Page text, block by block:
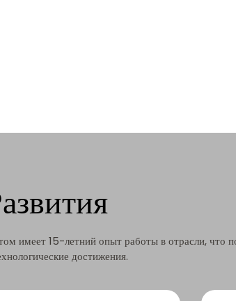
имеет 15-летний опыт работы в отрасли, что
достижения.